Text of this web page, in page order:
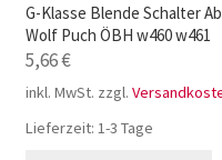
G-Klasse Blende Schalter
Wolf Puch ÖBH w460 w461
5,66€
inkl. MwSt. zzgl.
Lieferzeit: 1-3 Tage